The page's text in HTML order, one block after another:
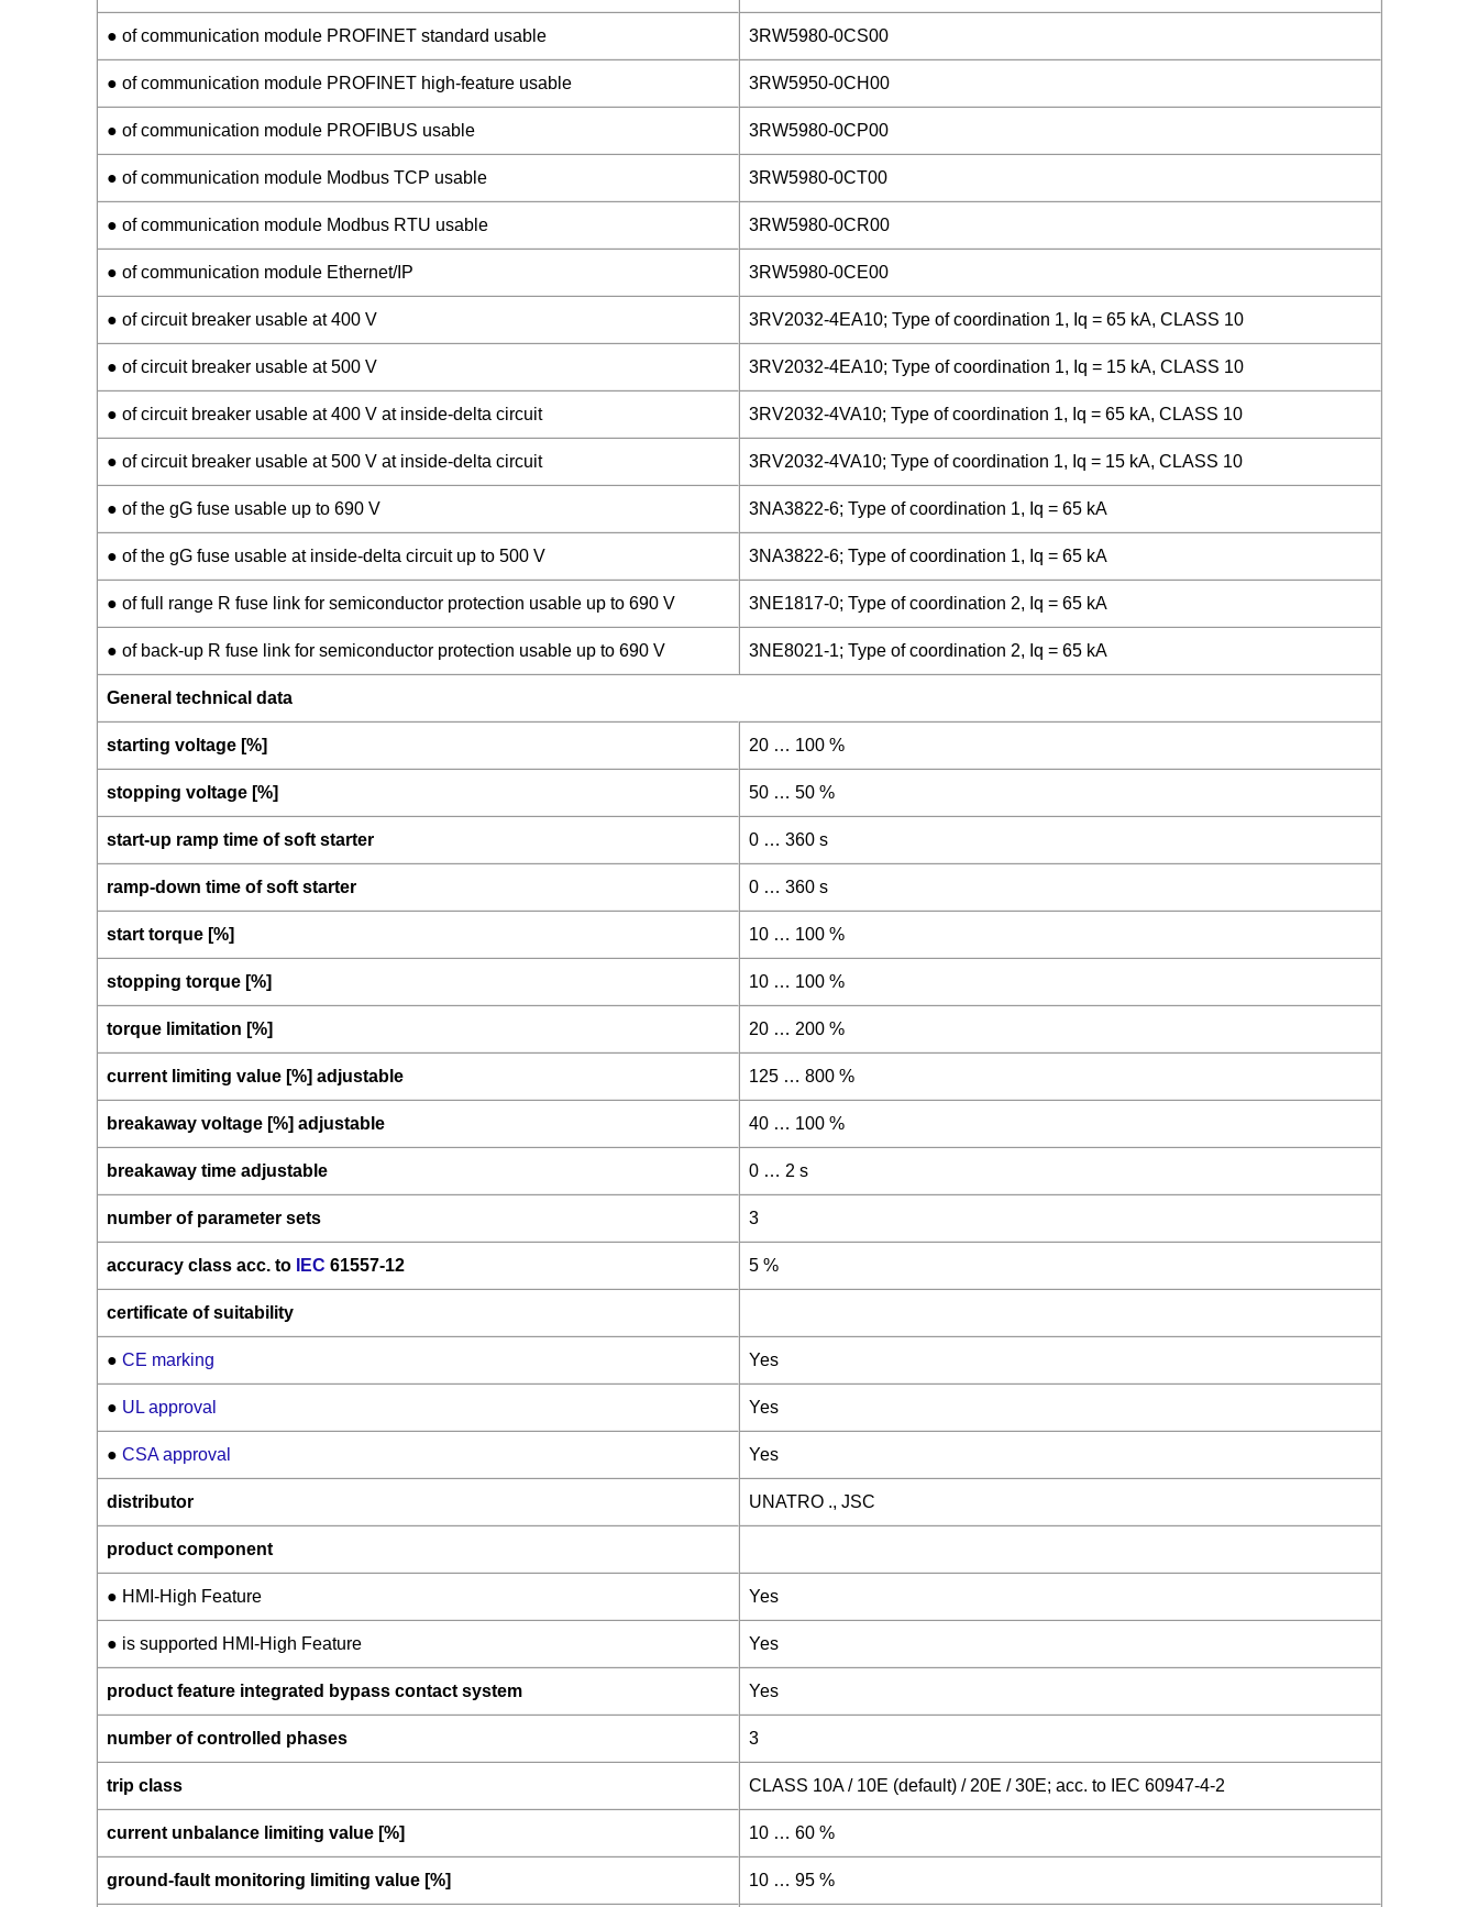
● of communication module PROFINET standard usable 3RW5980-0CS00
● of communication module PROFINET high-feature usable 3RW5950-0CH00
● of communication module PROFIBUS usable 3RW5980-0CP00
● of communication module Modbus TCP usable 3RW5980-0CT00
● of communication module Modbus RTU usable 3RW5980-0CR00
● of communication module Ethernet/IP 3RW5980-0CE00
● of circuit breaker usable at 400 V 3RV2032-4EA10; Type of coordination 1, Iq = 65 kA, CLASS 10
● of circuit breaker usable at 500 V 3RV2032-4EA10; Type of coordination 1, Iq = 15 kA, CLASS 10
● of circuit breaker usable at 400 V at inside-delta circuit 3RV2032-4VA10; Type of coordination 1, Iq = 65 kA, CLASS 10
● of circuit breaker usable at 500 V at inside-delta circuit 3RV2032-4VA10; Type of coordination 1, Iq = 15 kA, CLASS 10
● of the gG fuse usable up to 690 V 3NA3822-6; Type of coordination 1, Iq = 65 kA
● of the gG fuse usable at inside-delta circuit up to 500 V 3NA3822-6; Type of coordination 1, Iq = 65 kA
● of full range R fuse link for semiconductor protection usable up to 690 V 3NE1817-0; Type of coordination 2, Iq = 65 kA
● of back-up R fuse link for semiconductor protection usable up to 690 V 3NE8021-1; Type of coordination 2, Iq = 65 kA
General technical data
starting voltage [%] 20 … 100 %
stopping voltage [%] 50 … 50 %
start-up ramp time of soft starter 0 … 360 s
ramp-down time of soft starter 0 … 360 s
start torque [%] 10 … 100 %
stopping torque [%] 10 … 100 %
torque limitation [%] 20 … 200 %
current limiting value [%] adjustable 125 … 800 %
breakaway voltage [%] adjustable 40 … 100 %
breakaway time adjustable 0 … 2 s
number of parameter sets 3
accuracy class acc. to IEC 61557-12 5 %
certificate of suitability
● CE marking Yes
● UL approval Yes
● CSA approval Yes
distributor UNATRO ., JSC
product component
● HMI-High Feature Yes
● is supported HMI-High Feature Yes
product feature integrated bypass contact system Yes
number of controlled phases 3
trip class CLASS 10A / 10E (default) / 20E / 30E; acc. to IEC 60947-4-2
current unbalance limiting value [%] 10 … 60 %
ground-fault monitoring limiting value [%] 10 … 95 %